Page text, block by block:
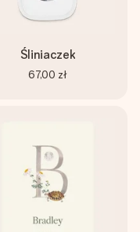
Śliniaczek
67,00 zł